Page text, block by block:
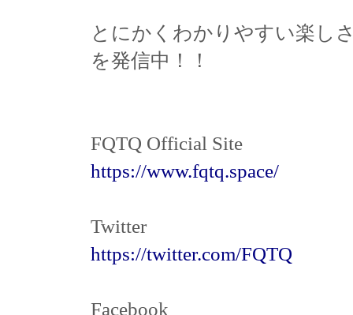
とにかくわかりやすい楽し
を発信中！！
FQTQ Official Site
https://www.fqtq.space/
Twitter
https://twitter.com/FQTQ
Facebook